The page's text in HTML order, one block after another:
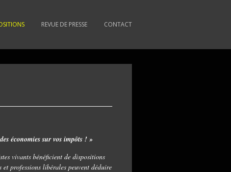
REVUE DE PRESSE CONTACT
économies sur vos impôts ! »
vivants bénéficient de dispositions
professions libérales peuvent déduire